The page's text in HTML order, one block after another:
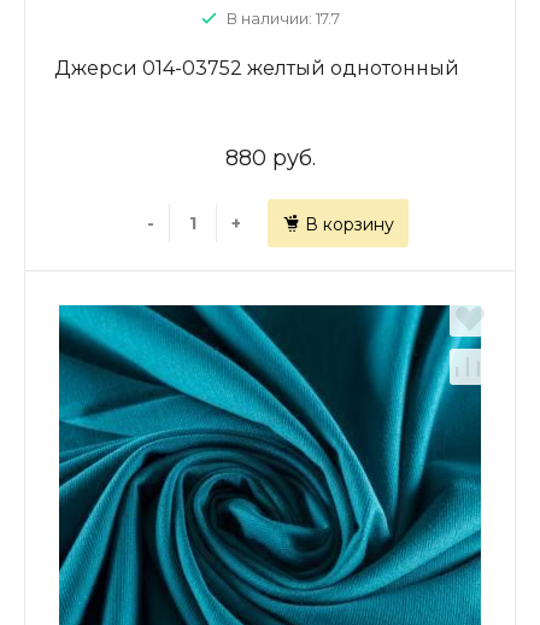
В наличии: 17.7
Джерси 014-03752 желтый однотонный
880 руб.
- + В корзину